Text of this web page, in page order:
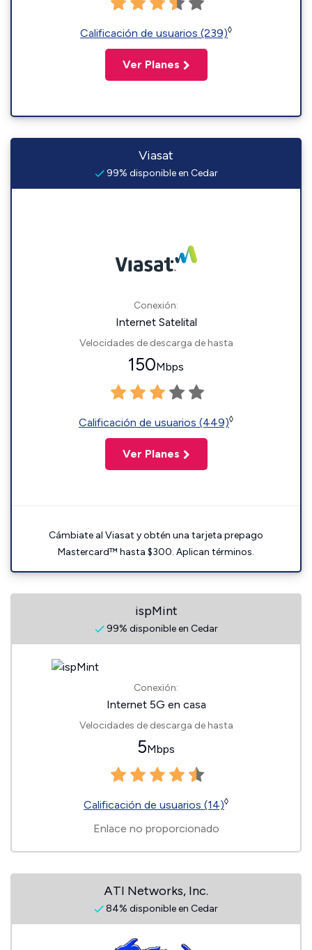
Calificación de usuarios (239)◊
Ver Planes
Viasat
99% disponible en Cedar
Conexión:
Internet Satelital
Velocidades de descarga de hasta
150Mbps
Calificación de usuarios (449)◊
Ver Planes
Cámbiate al Viasat y obtén una tarjeta prepago
Mastercard™ hasta $300. Aplican términos.
ispMint
99% disponible en Cedar
Conexión:
Internet 5G en casa
Velocidades de descarga de hasta
5Mbps
Calificación de usuarios (14)◊
Enlace no proporcionado
ATI Networks, Inc.
84% disponible en Cedar